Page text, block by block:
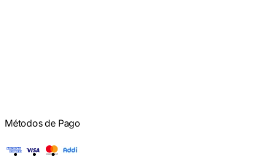
Métodos de Pago
American Express
Visa Mastercard